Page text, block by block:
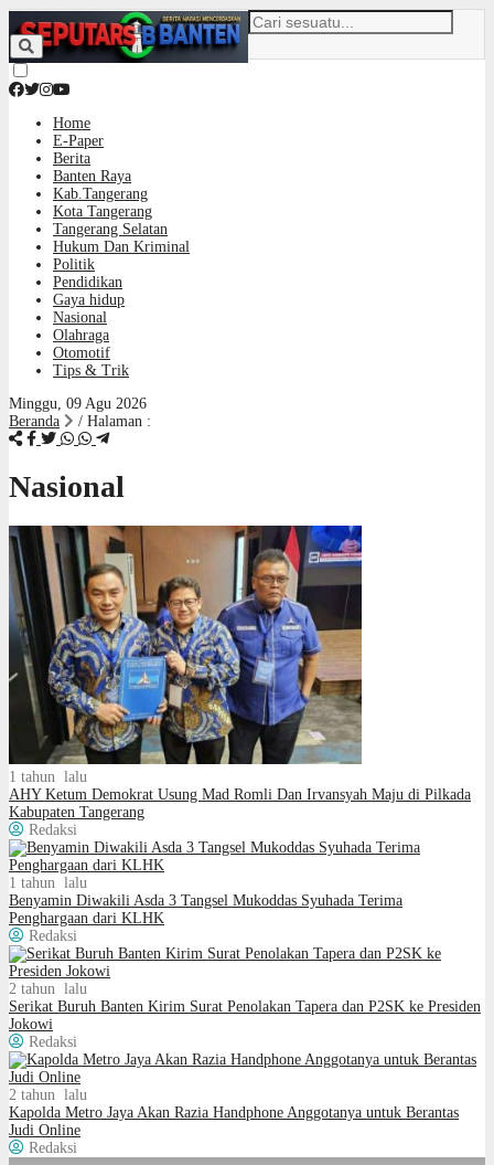
Home
E-Paper
Berita
Banten Raya
Kab.Tangerang
Kota Tangerang
Tangerang Selatan
Hukum Dan Kriminal
Politik
Pendidikan
Gaya hidup
Nasional
Olahraga
Otomotif
Tips & Trik
Minggu, 09 Agu 2026
Beranda
/ Halaman :
Nasional
1 tahun lalu
AHY Ketum Demokrat Usung Mad Romli Dan Irvansyah Maju di Pilkada
Kabupaten Tangerang
Redaksi
1 tahun lalu
Benyamin Diwakili Asda 3 Tangsel Mukoddas Syuhada Terima
Penghargaan dari KLHK
Redaksi
2 tahun lalu
Serikat Buruh Banten Kirim Surat Penolakan Tapera dan P2SK ke Presiden
Jokowi
Redaksi
2 tahun lalu
Kapolda Metro Jaya Akan Razia Handphone Anggotanya untuk Berantas
Judi Online
Redaksi